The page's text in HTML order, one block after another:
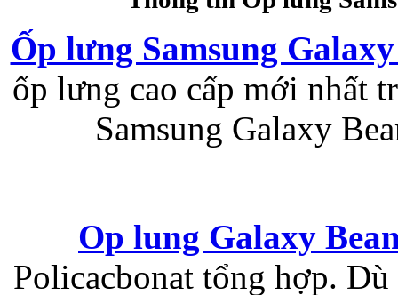
Bao da Samsung
Ốp lưng Samsung
ốp lưng cao cấp mới nhất
Samsung Galaxy
Op lung Galaxy
Policacbonat tổng hợp.